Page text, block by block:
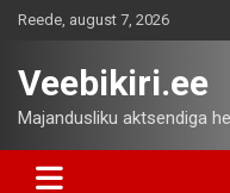
SkipReede, august 7, 2026
Veebikiri.ee
Majandusliku aktsendiga